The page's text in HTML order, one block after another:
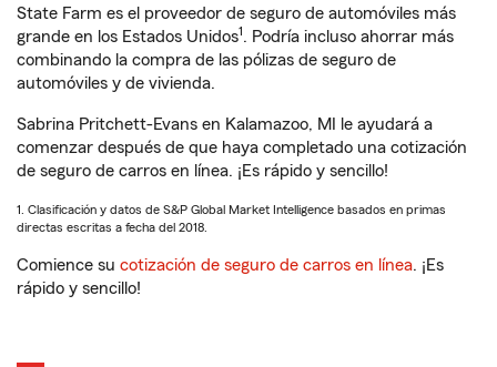
State Farm es el proveedor de seguro de automóviles más
grande en los Estados Unidos1. Podría incluso ahorrar más
combinando la compra de las pólizas de seguro de
automóviles y de vivienda.
Sabrina Pritchett-Evans en Kalamazoo, MI le ayudará a
comenzar después de que haya completado una cotización
de seguro de carros en línea. ¡Es rápido y sencillo!
1. Clasificación y datos de S&P Global Market Intelligence basados en primas
directas escritas a fecha del 2018.
Comience su cotización de seguro de carros en línea. ¡Es
rápido y sencillo!